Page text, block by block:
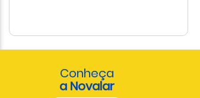
Conheça
a Novalar